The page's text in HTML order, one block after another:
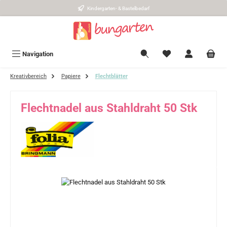
Kindergarten- & Bastelbedarf
Navigation
Kreativbereich Papiere Flechtblätter
Flechtnadel aus Stahldraht 50 Stk
Bildergalerie überspringen